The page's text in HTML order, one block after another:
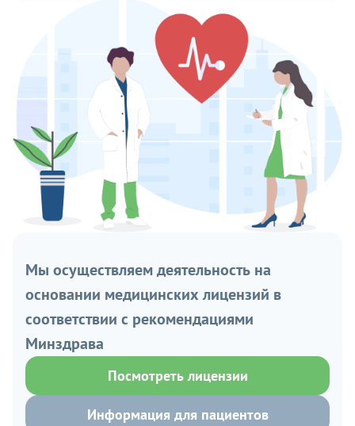
Мы осуществляем деятельность на
основании медицинских лицензий в
соответствии с рекомендациями
Минздрава
Посмотреть лицензии
Информация для пациентов